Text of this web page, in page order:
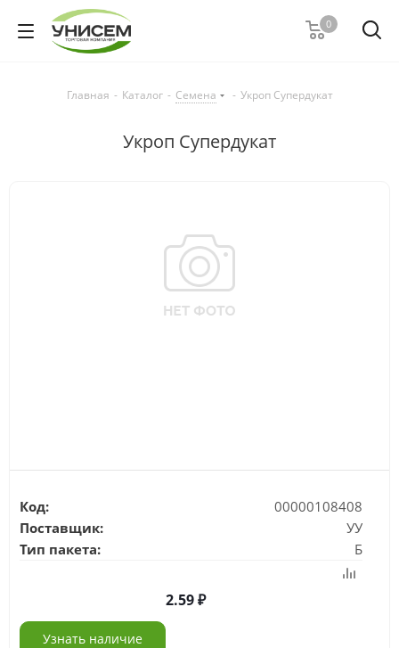
0
Главная - Каталог - Семена - Укроп Супердукат
Укроп Супердукат
Код:
00000108408
Поставщик:
УУ
Тип пакета:
Б
2.59
Узнать наличие